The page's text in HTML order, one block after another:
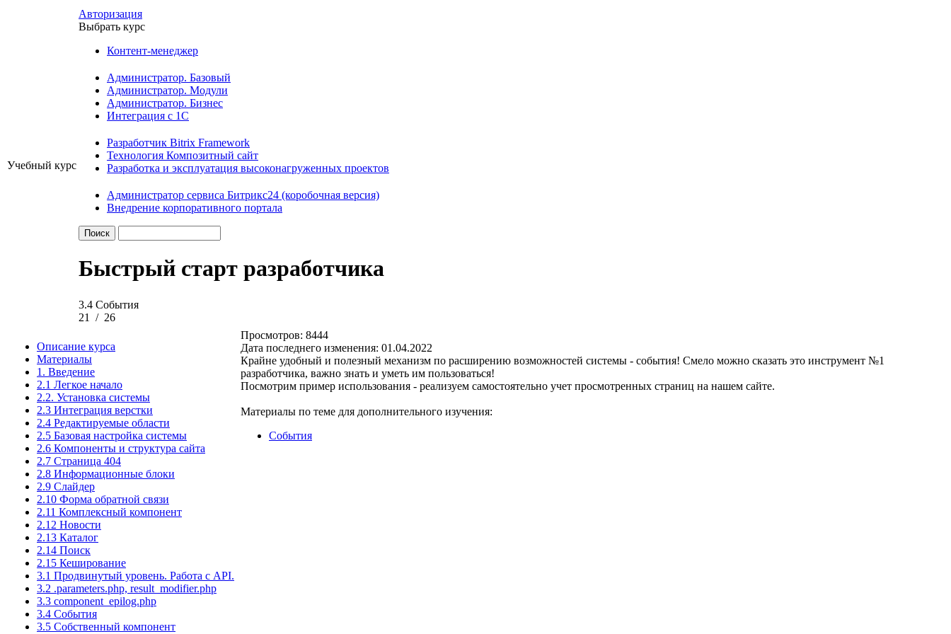
Учебный курс
Авторизация
Выбрать курс
Контент-менеджер
Администратор. Базовый
Администратор. Модули
Администратор. Бизнес
Интеграция с 1С
Разработчик Bitrix Framework
Технология Композитный сайт
Разработка и эксплуатация высоконагруженных проектов
Администратор сервиса Битрикс24 (коробочная версия)
Внедрение корпоративного портала
Быстрый старт разработчика
3.4 События
21
/ 26
Описание курса
Материалы
1. Введение
2.1 Легкое начало
2.2. Установка системы
2.3 Интеграция верстки
2.4 Редактируемые области
2.5 Базовая настройка системы
2.6 Компоненты и структура сайта
2.7 Страница 404
2.8 Информационные блоки
2.9 Слайдер
2.10 Форма обратной связи
2.11 Комплексный компонент
2.12 Новости
2.13 Каталог
2.14 Поиск
2.15 Кеширование
3.1 Продвинутый уровень. Работа с API.
3.2 .parameters.php, result_modifier.php
3.3 component_epilog.php
3.4 События
3.5 Собственный компонент
Просмотров: 8444
Дата последнего изменения: 01.04.2022
Крайне удобный и полезный механизм по расширению возможностей системы - события! Смело можно сказать это инструмент №1
разработчика, важно знать и уметь им пользоваться!
Посмотрим пример использования - реализуем самостоятельно учет просмотренных страниц на нашем сайте.
Материалы по теме для дополнительного изучения:
События